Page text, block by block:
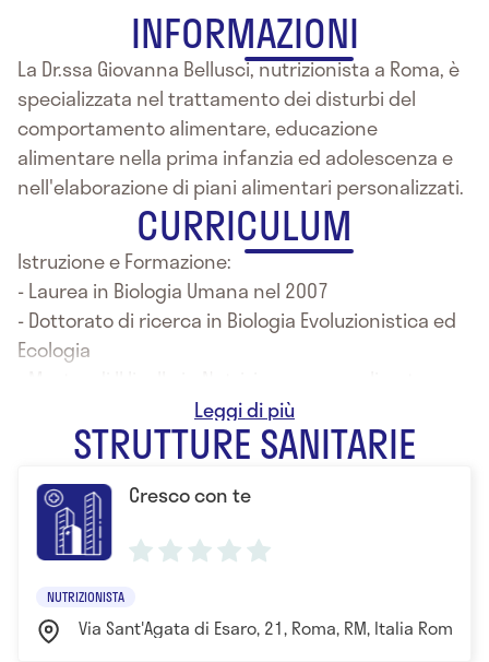
INFORMAZIONI
La Dr.ssa Giovanna Bellusci, nutrizionista a Roma, è
specializzata nel trattamento dei disturbi del
comportamento alimentare, educazione
alimentare nella prima infanzia ed adolescenza e
nell'elaborazione di piani alimentari personalizzati.
CURRICULUM
Istruzione e Formazione:
- Laurea in Biologia Umana nel 2007
- Dottorato di ricerca in Biologia Evoluzionistica ed
Ecologia
- Master di II livello in Psicobiologia della nutrizione
e del comportamento alimentare
STRUTTURE SANITARIE
Cresco con te
NUTRIZIONISTA
Via Sant'Agata di Esaro, 21, Roma, RM, Italia Roma